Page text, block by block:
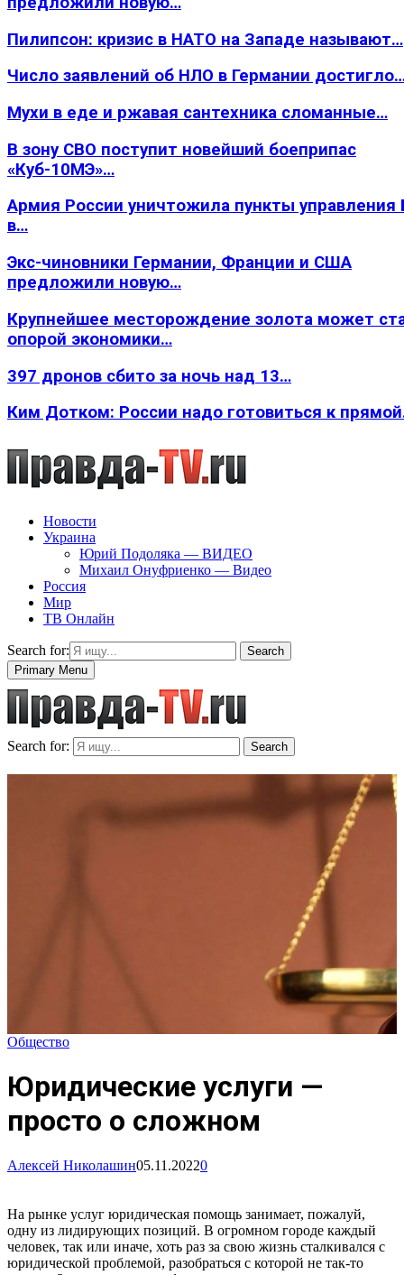
Пилипсон: кризис в НАТО на Западе называют…
Число заявлений об НЛО в Германии
Мухи в еде и ржавая сантехника сломанные…
В зону СВО поступит новейший боеприпас
«Куб-10МЭ»…
Армия России уничтожила пункты
в…
Экс-чиновники Германии, Франции и США
предложили новую…
Крупнейшее месторождение золота может
опорой экономики…
397 дронов сбито за ночь над 13…
Ким Дотком: России надо готовиться к
Новости
Украина
Юрий Подоляка — ВИДЕО
Михаил Онуфриенко — Видео
Россия
Мир
ТВ Онлайн
Search for:
Search
Primary Menu
Search for: Search
Общество
Юридические услуги —
просто о сложном
Алексей Николашин05.11.20220
На рынке услуг юридическая помощь занимает, пожалуй,
одну из лидирующих позиций. В огромном городе каждый
человек, так или иначе, хоть раз за свою жизнь сталкивался с
юридической проблемой, разобраться с которой не так-то